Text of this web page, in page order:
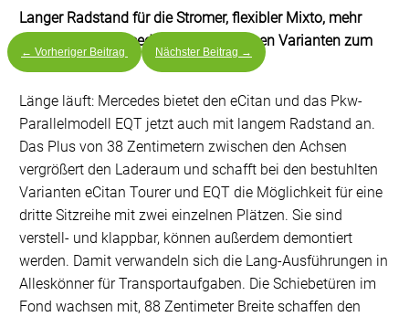
Langer Radstand für die Stromer, flexibler Mixto, mehr
Ausstattung. Mercedes Citan: mit neuen Varianten zum
Länge läuft: Mercedes bietet den eCitan und das Pkw-
Parallelmodell EQT jetzt auch mit langem Radstand an.
Das Plus von 38 Zentimetern zwischen den Achsen
vergrößert den Laderaum und schafft bei den bestuhlten
Varianten eCitan Tourer und EQT die Möglichkeit für eine
dritte Sitzreihe mit zwei einzelnen Plätzen. Sie sind
verstell- und klappbar, können außerdem demontiert
werden. Damit verwandeln sich die Lang-Ausführungen in
Alleskönner für Transportaufgaben. Die Schiebetüren im
Fond wachsen mit, 88 Zentimeter Breite schaffen den
← Vorheriger Beitrag Nächster Beitrag →